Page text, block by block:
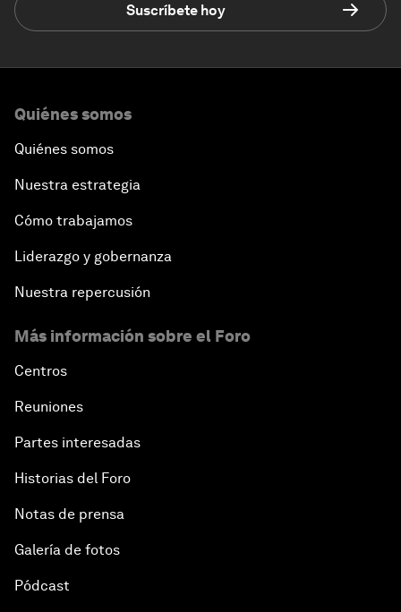
Suscríbete hoy
Quiénes somos
Quiénes somos
Nuestra estrategia
Cómo trabajamos
Liderazgo y gobernanza
Nuestra repercusión
Más información sobre el Foro
Centros
Reuniones
Partes interesadas
Historias del Foro
Notas de prensa
Galería de fotos
Pódcast